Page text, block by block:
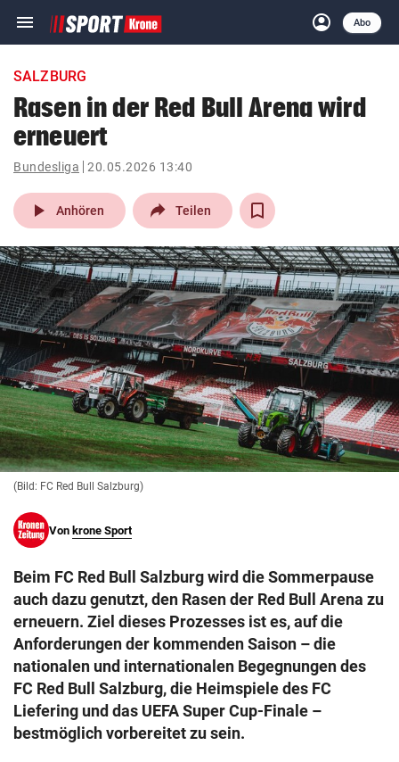
menu Navigation
ein-/ausklappen
account_circle
Anmelden
Abo
close Schließen
account_circle Anmelden
pin_drop
Wien arrow_right
bookmark
search
Suchbegriff
eingeben
© Krone Multimedia GmbH & Co KG 2026
Muthgasse 2, 1190 Wien
SALZBURG
Rasen in der Red Bull Arena wird
erneuert
Bundesliga 20.05.2026 13:40
play_arrow Anhören Teilen
(Bild: FC Red Bull Salzburg)
Von krone Sport
Beim FC Red Bull Salzburg wird die Sommerpause
auch dazu genutzt, den Rasen der Red Bull Arena zu
erneuern. Ziel dieses Prozesses ist es, auf die
Anforderungen der kommenden Saison – die
nationalen und internationalen Begegnungen des
FC Red Bull Salzburg, die Heimspiele des FC
Liefering und das UEFA Super Cup-Finale –
bestmöglich vorbereitet zu sein.